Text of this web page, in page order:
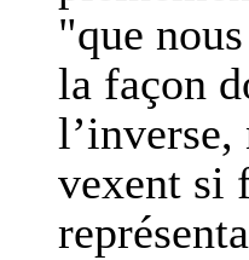
"que
la façon
l’inverse,
vexent si